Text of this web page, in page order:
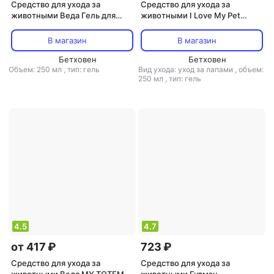
Средство для ухода за
животными Веда Гель для
охлаждающе-разогревающий
двойного действия с
длительным эффектом 250мл
В магазин
Бетховен
Объем: 250 мл , тип: гель
Средство для ухода за
животными I Love My Pet
прогулки с хлоргексидином и
Д-пантенолом 250мл
В магазин
Бетховен
Вид ухода: уход за лапами , объем:
250 мл , тип: гель
4.5
от 417 ₽
Средство для ухода за
4.7
723 ₽
Средство для ухода за